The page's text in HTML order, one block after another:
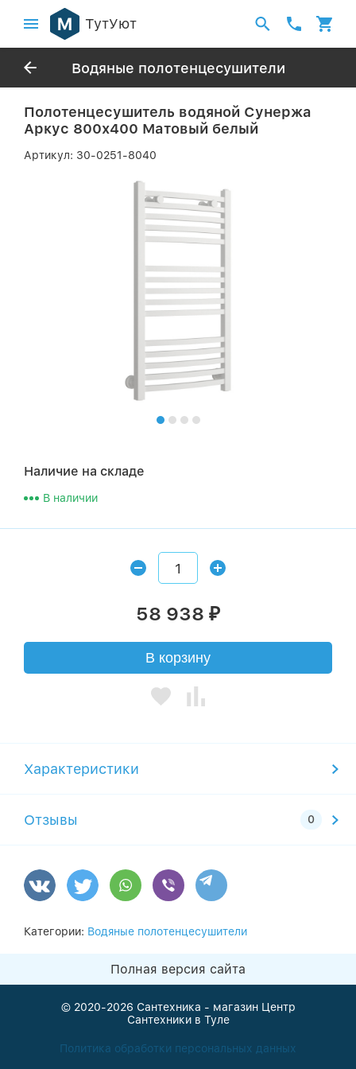
ТутУют
Водяные полотенцесушители
Полотенцесушитель водяной Сунержа
Аркус 800х400 Матовый белый
Артикул: 30-0251-8040
Наличие на складе
В наличии
58 938 ₽
В корзину
Характеристики
Отзывы
Категории: Водяные полотенцесушители
Полная версия сайта
© 2020-2026 Сантехника - магазин Центр
Сантехники в Туле
Политика обработки персональных данных